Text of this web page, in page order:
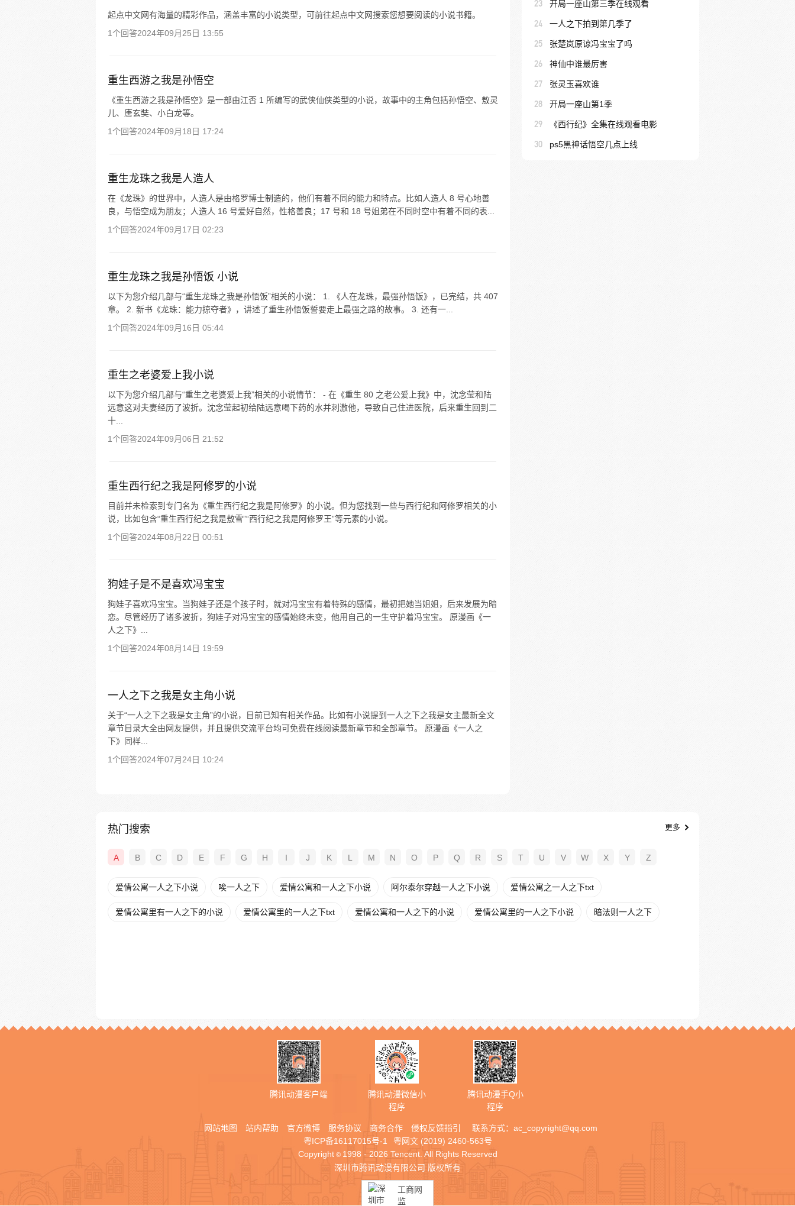
起点中文网有海量的精彩作品，涵盖丰富的小说类型，可前往起点中文网搜索您想要阅读的小说书籍。
1个回答2024年09月25日 13:55
重生西游之我是孙悟空
《重生西游之我是孙悟空》是一部由江否 1 所编写的武侠仙侠类型的小说，故事中的主角包括孙悟空、敖灵
儿、唐玄奘、小白龙等。
1个回答2024年09月18日 17:24
重生龙珠之我是人造人
在《龙珠》的世界中，人造人是由格罗博士制造的，他们有着不同的能力和特点。比如人造人 8 号心地善
良，与悟空成为朋友；人造人 16 号爱好自然，性格善良；17 号和 18 号姐弟在不同时空中有着不同的表...
1个回答2024年09月17日 02:23
重生龙珠之我是孙悟饭 小说
以下为您介绍几部与“重生龙珠之我是孙悟饭”相关的小说： 1. 《人在龙珠，最强孙悟饭》，已完结，共 407
章。 2. 新书《龙珠：能力掠夺者》，讲述了重生孙悟饭誓要走上最强之路的故事。 3. 还有一...
1个回答2024年09月16日 05:44
重生之老婆爱上我小说
以下为您介绍几部与“重生之老婆爱上我”相关的小说情节： - 在《重生 80 之老公爱上我》中，沈念莹和陆
远意这对夫妻经历了波折。沈念莹起初给陆远意喝下药的水并刺激他，导致自己住进医院，后来重生回到二
十...
1个回答2024年09月06日 21:52
重生西行纪之我是阿修罗的小说
目前并未检索到专门名为《重生西行纪之我是阿修罗》的小说。但为您找到一些与西行纪和阿修罗相关的小
说，比如包含“重生西行纪之我是敖雪”“西行纪之我是阿修罗王”等元素的小说。
1个回答2024年08月22日 00:51
狗娃子是不是喜欢冯宝宝
狗娃子喜欢冯宝宝。当狗娃子还是个孩子时，就对冯宝宝有着特殊的感情，最初把她当姐姐，后来发展为暗
恋。尽管经历了诸多波折，狗娃子对冯宝宝的感情始终未变，他用自己的一生守护着冯宝宝。 原漫画《一
人之下》...
1个回答2024年08月14日 19:59
一人之下之我是女主角小说
关于“一人之下之我是女主角”的小说，目前已知有相关作品。比如有小说提到一人之下之我是女主最新全文
章节目录大全由网友提供，并且提供交流平台均可免费在线阅读最新章节和全部章节。 原漫画《一人之
下》同样...
1个回答2024年07月24日 10:24
23 开局一座山第三季在线观看
24 一人之下拍到第几季了
25 张楚岚原谅冯宝宝了吗
26 神仙中谁最厉害
27 张灵玉喜欢谁
28 开局一座山第1季
29 《西行纪》全集在线观看电影
30 ps5黑神话悟空几点上线
热门搜索 更多
A B C D E F G H I J K L M N O P Q R S T U V W X Y Z
爱情公寓一人之下小说 唉一人之下 爱情公寓和一人之下小说 阿尔泰尔穿越一人之下小说 爱情公寓之一人之下txt
爱情公寓里有一人之下的小说 爱情公寓里的一人之下txt 爱情公寓和一人之下的小说 爱情公寓里的一人之下小说 暗法则一人之下
腾讯动漫客户端
腾讯动漫微信小
程序
腾讯动漫手Q小
程序
网站地图 站内帮助 官方微博 服务协议 商务合作 侵权反馈指引 联系方式： ac_copyright@qq.com
粤ICP备16117015号-1
粤网文 (2019) 2460-563号
Copyright © 1998 - 2026 Tencent. All Rights Reserved
深圳市腾讯动漫有限公司 版权所有
工商网
监